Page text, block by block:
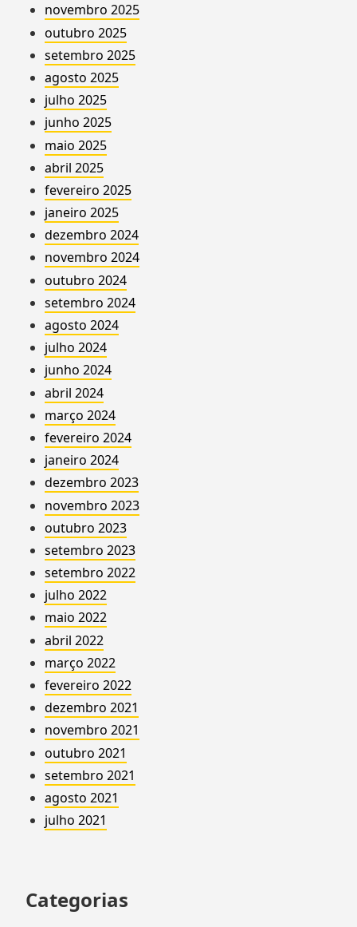
novembro 2025
outubro 2025
setembro 2025
agosto 2025
julho 2025
junho 2025
maio 2025
abril 2025
fevereiro 2025
janeiro 2025
dezembro 2024
novembro 2024
outubro 2024
setembro 2024
agosto 2024
julho 2024
junho 2024
abril 2024
março 2024
fevereiro 2024
janeiro 2024
dezembro 2023
novembro 2023
outubro 2023
setembro 2023
setembro 2022
julho 2022
maio 2022
abril 2022
março 2022
fevereiro 2022
dezembro 2021
novembro 2021
outubro 2021
setembro 2021
agosto 2021
julho 2021
Categorias